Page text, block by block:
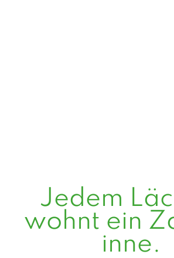
Jedem
wohnt ein
inne.